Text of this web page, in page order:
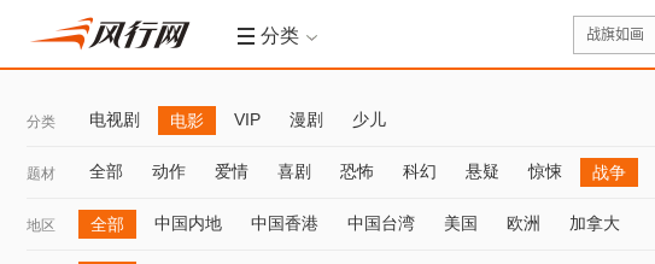
分类
分类 电视剧 电影 VIP 漫剧 少儿
题材 全部 动作 爱情 喜剧 恐怖 科幻 悬疑 惊悚 战争
地区 全部 中国内地 中国香港 中国台湾 美国 欧洲 加拿大